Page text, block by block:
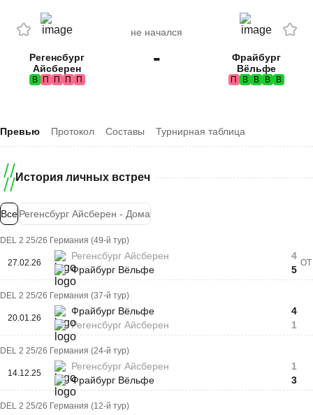
Регенсбург
Айсберен
В П П П П
не начался
-
Фрайбург
Вёльфе
П В В В В
Превью Протокол Составы Турнирная таблица
История личных встреч
ВсеРегенсбург Айсберен - Дома
DEL 2 25/26 Германия (49-й тур)
27.02.26
Регенсбург Айсберен
Фрайбург Вёльфе
4
5
ОТ
DEL 2 25/26 Германия (37-й тур)
20.01.26
Фрайбург Вёльфе
Регенсбург Айсберен
4
1
DEL 2 25/26 Германия (24-й тур)
14.12.25
Регенсбург Айсберен
Фрайбург Вёльфе
1
3
DEL 2 25/26 Германия (12-й тур)